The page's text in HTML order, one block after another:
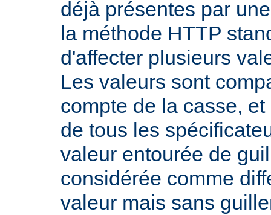
déjà présentes par
la méthode HTTP
d'affecter plusieurs
Les valeurs sont
compte de la casse,
de tous les
valeur entourée de
considérée comme
valeur mais sans